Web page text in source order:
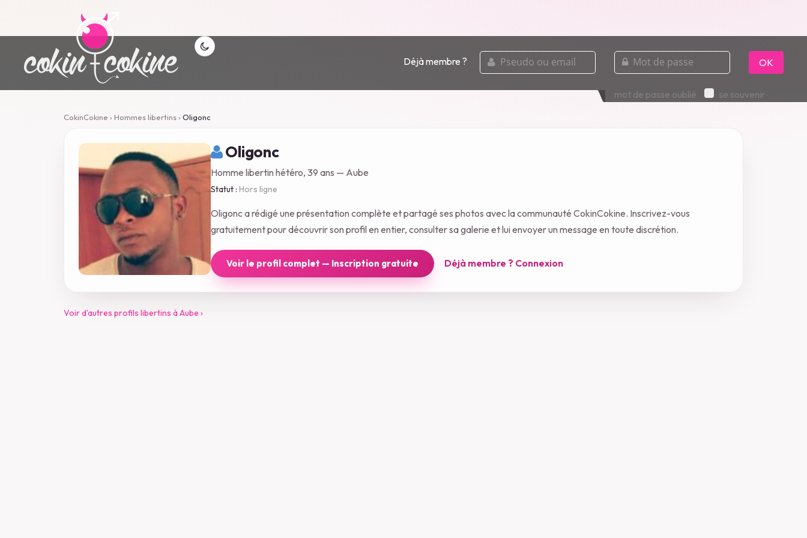
Déjà membre ?
pseudo
ou
email
mot
de
passe
OK
mot de passe oublié se souvenir
CokinCokine › Hommes libertins› Oligonc
Oligonc
Homme libertin hétéro, 39 ans — Aube
Statut : Hors ligne
Oligonc a rédigé une présentation complète et partagé ses photos avec la communauté CokinCokine. Inscrivez-vous
gratuitement pour découvrir son profil en entier, consulter sa galerie et lui envoyer un message en toute discrétion.
Voir le profil complet — Inscription gratuite Déjà membre ? Connexion
Voir d'autres profils libertins à Aube ›